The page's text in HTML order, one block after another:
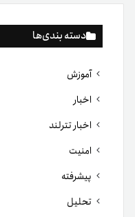
دسته بندی‌ها
آموزش
اخبار
اخبار تترلند
امنیت
پیشرفته
تحلیل